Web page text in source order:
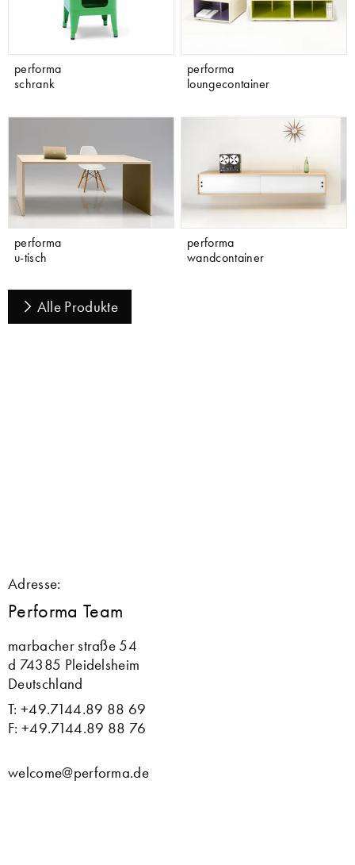
performa
schrank
performa
loungecontainer
performa
u-tisch
performa
wandcontainer
Alle Produkte
Adresse:
Performa Team
marbacher straße 54
d 74385 Pleidelsheim
Deutschland
T: +49.7144.89 88 69
F: +49.7144.89 88 76
welcome@performa.de